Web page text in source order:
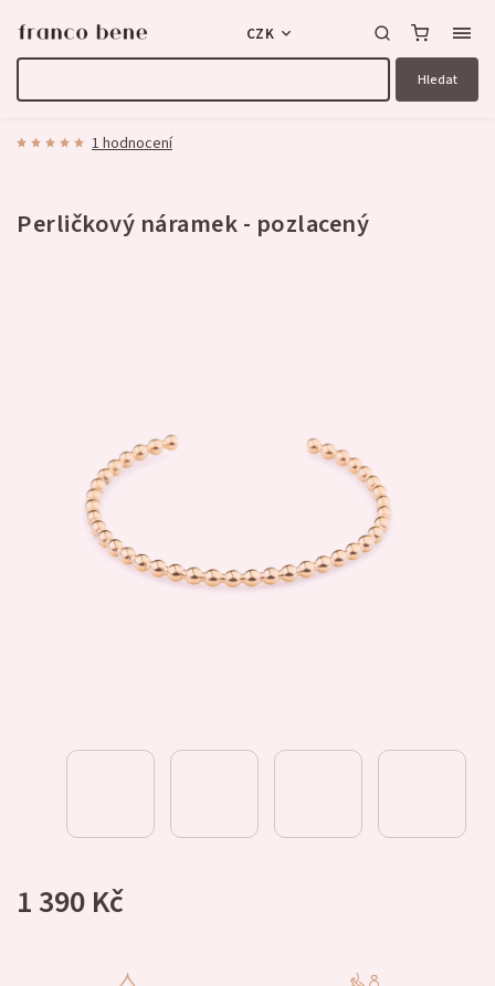
Hledat
CZK
1 hodnocení
Perličkový náramek - pozlacený
1 390 Kč